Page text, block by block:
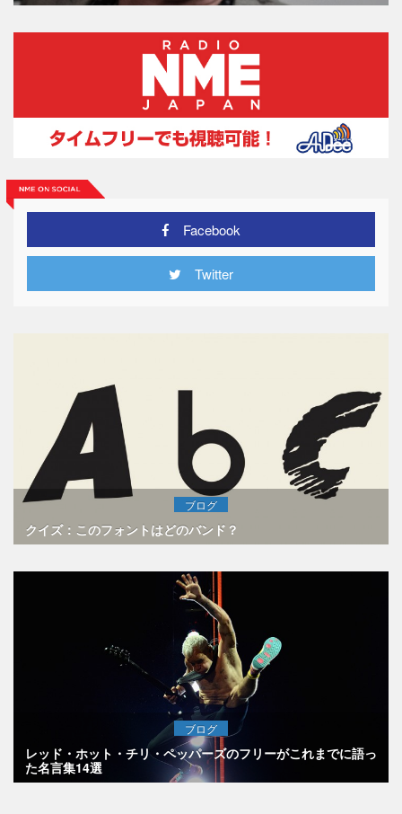
Facebook
Twitter
ブログ
クイズ：このフォントはどのバンド？
ブログ
レッド・ホット・チリ・ペッパーズのフリーがこれまでに語っ
た名言集14選